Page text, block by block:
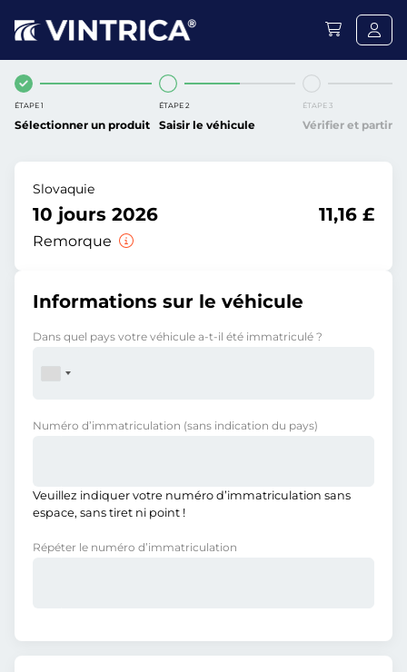
ÉTAPE 1
Sélectionner un produit
ÉTAPE 2
Saisir le véhicule
ÉTAPE 3
Vérifier et partir
Slovaquie
10 jours 2026
Remorque
11,16 £
Informations sur le véhicule
Dans quel pays votre véhicule a-t-il été immatriculé ?
Numéro d’immatriculation (sans indication du pays)
Veuillez indiquer votre numéro d’immatriculation sans
espace, sans tiret ni point !
Répéter le numéro d’immatriculation